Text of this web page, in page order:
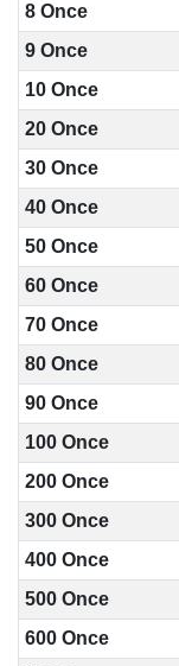
8 Once
9 Once
10 Once
20 Once
30 Once
40 Once
50 Once
60 Once
70 Once
80 Once
90 Once
100 Once
200 Once
300 Once
400 Once
500 Once
600 Once